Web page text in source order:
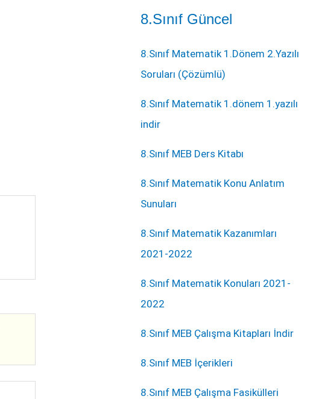
8.Sınıf Güncel
8.Sınıf Matematik 1.Dönem 2.Yazılı
Soruları (Çözümlü)
8.Sınıf Matematik 1.dönem 1.yazılı
indir
8.Sınıf MEB Ders Kitabı
8.Sınıf Matematik Konu Anlatım
Sunuları
8.Sınıf Matematik Kazanımları
2021-2022
8.Sınıf Matematik Konuları 2021-
2022
8.Sınıf MEB Çalışma Kitapları İndir
8.Sınıf MEB İçerikleri
8.Sınıf MEB Çalışma Fasikülleri